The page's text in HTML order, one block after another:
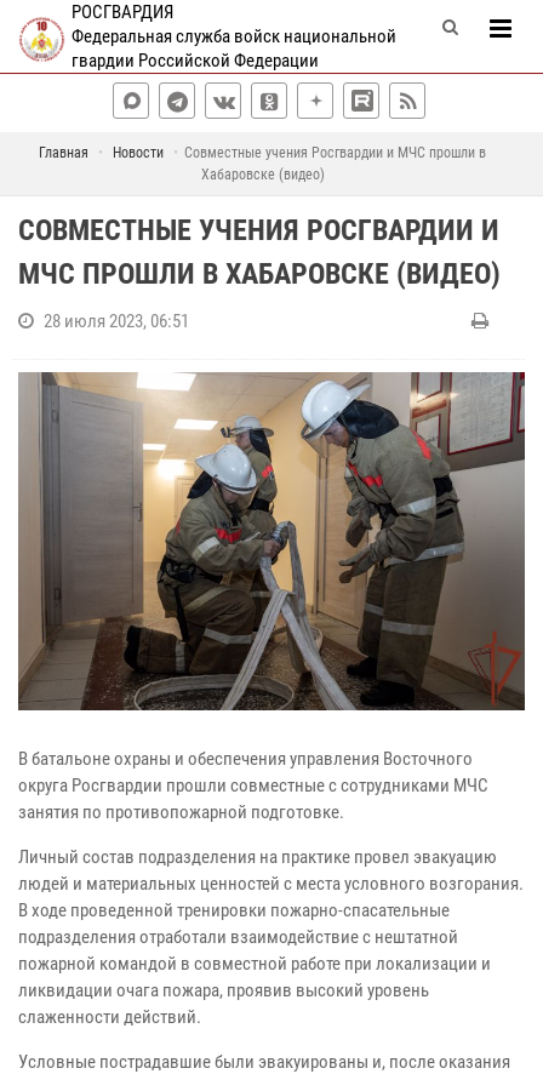
РОСГВАРДИЯ
Федеральная служба войск национальной
гвардии Российской Федерации
Главная Новости
Совместные учения Росгвардии и МЧС прошли в
Хабаровске (видео)
СОВМЕСТНЫЕ УЧЕНИЯ РОСГВАРДИИ И
МЧС ПРОШЛИ В ХАБАРОВСКЕ (ВИДЕО)
28 июля 2023, 06:51
В батальоне охраны и обеспечения управления Восточного
округа Росгвардии прошли совместные с сотрудниками МЧС
занятия по противопожарной подготовке.
Личный состав подразделения на практике провел эвакуацию
людей и материальных ценностей с места условного возгорания.
В ходе проведенной тренировки пожарно-спасательные
подразделения отработали взаимодействие с нештатной
пожарной командой в совместной работе при локализации и
ликвидации очага пожара, проявив высокий уровень
слаженности действий.
Условные пострадавшие были эвакуированы и, после оказания